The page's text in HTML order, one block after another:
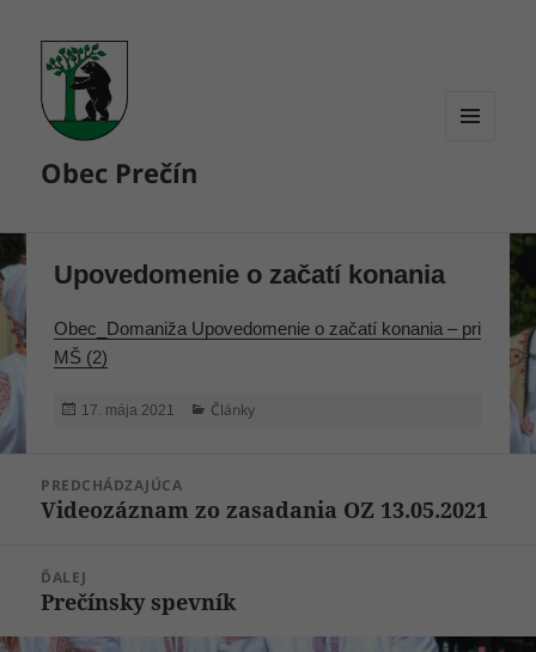
Obec Prečín
Upovedomenie o začatí konania
Obec_Domaniža Upovedomenie o začatí konania – pri
MŠ (2)
Publikované
17. mája 2021 Kategórie
Články
článku
PREDCHÁDZAJÚCA
Predchádzajúci
Videozáznam zo zasadania OZ 13.05.2021
ĎALEJ
Ďalší
Prečínsky spevník